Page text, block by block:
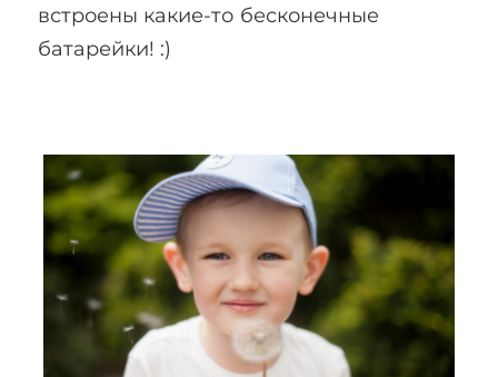
встроены какие-то бесконечные
батарейки! :)